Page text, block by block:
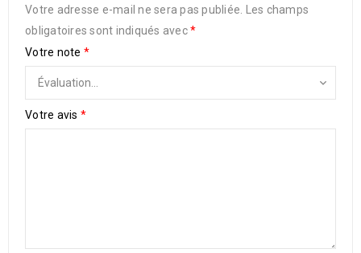
Votre adresse e-mail ne sera pas publiée.
Les champs
obligatoires sont indiqués avec*
Votre note *
Votre avis *